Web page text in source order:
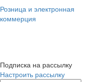
Розница и электронная
коммерция
Подписка на рассылку
Настроить рассылку